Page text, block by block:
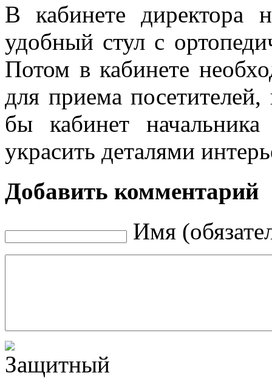
В кабинете директора
удобный стул с
Потом в кабинете
для приема
бы кабинет
украсить деталями
Добавить комментарий
Имя